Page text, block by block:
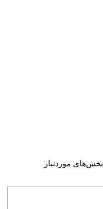
بخش‌های موردنیاز